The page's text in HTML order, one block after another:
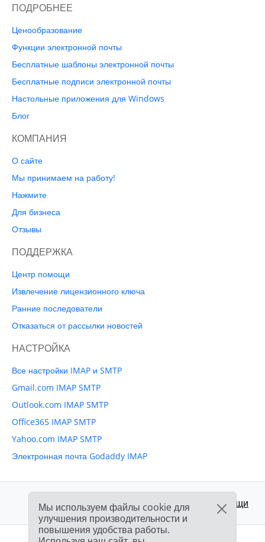
ПОДРОБНЕЕ
Ценообразование
Функции электронной почты
Бесплатные шаблоны электронной почты
Бесплатные подписи электронной почты
Настольные приложения для Windows
Блог
КОМПАНИЯ
О сайте
Мы принимаем на работу!
Нажмите
Для бизнеса
Отзывы
ПОДДЕРЖКА
Центр помощи
Извлечение лицензионного ключа
Ранние последователи
Отказаться от рассылки новостей
НАСТРОЙКА
Все настройки IMAP и SMTP
Gmail.com IMAP SMTP
Outlook.com IMAP SMTP
Office365 IMAP SMTP
Yahoo.com IMAP SMTP
Электронная почта Godaddy IMAP
Поддержка:Центр помощи
Мы используем файлы cookie для
улучшения производительности и
повышения удобства работы.